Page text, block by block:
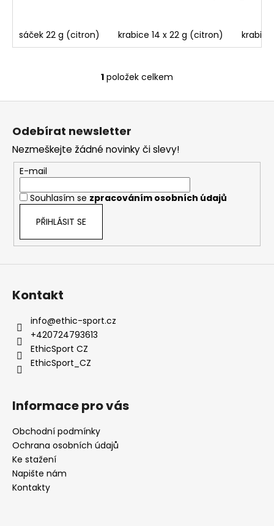
sáček 22 g (citron) krabice 14 x 22 g (citron)
O
v
a
c
í
p
r
y
1 položek celkem
Z
Odebírat newsletter
Nezmeškejte žádné novinky či slevy!
E-mail
Souhlasím se zpracováním osobních údajů
PŘIHLÁSIT SE
Kontakt
info@ethic-sport.cz
+420724793613
EthicSport CZ
EthicSport_CZ
Informace pro vás
Obchodní podmínky
Ochrana osobních údajů
Ke stažení
Napište nám
Kontakty